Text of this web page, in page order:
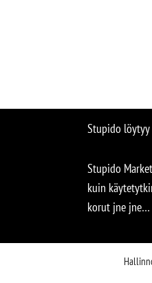
Stupido
Stupido
kuin
korut jne jne…